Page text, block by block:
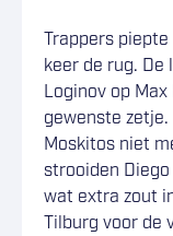
Trappers
keer de rug. De
Loginov op
gewenste
Moskitos niet
strooiden
wat extra zout
Tilburg voor de